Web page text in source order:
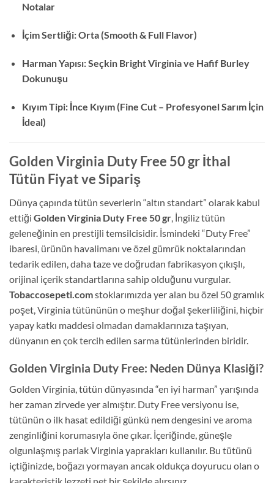
Notalar
İçim Sertliği: Orta (Smooth & Full Flavor)
Harman Yapısı: Seçkin Bright Virginia ve Hafif Burley
Dokunuşu
Kıyım Tipi: İnce Kıyım (Fine Cut – Profesyonel Sarım İçin
İdeal)
Golden Virginia Duty Free 50 gr İthal
Tütün Fiyat ve Sipariş
Dünya çapında tütün severlerin “altın standart” olarak kabul
ettiği Golden Virginia Duty Free 50 gr , İngiliz tütün
geleneğinin en prestijli temsilcisidir. İsmindeki “Duty Free”
ibaresi, ürünün havalimanı ve özel gümrük noktalarından
tedarik edilen, daha taze ve doğrudan fabrikasyon çıkışlı,
orijinal içerik standartlarına sahip olduğunu vurgular.
Tobaccosepeti.comstoklarımızda yer alan bu özel 50 gramlık
poşet, Virginia tütününün o meşhur doğal şekerliliğini, hiçbir
yapay katkı maddesi olmadan damaklarınıza taşıyan,
dünyanın en çok tercih edilen sarma tütünlerinden biridir.
Golden Virginia Duty Free: Neden Dünya Klasiği?
Golden Virginia, tütün dünyasında “en iyi harman” yarışında
her zaman zirvede yer almıştır. Duty Free versiyonu ise,
tütünün o ilk hasat edildiği günkü nem dengesini ve aroma
zenginliğini korumasıyla öne çıkar. İçeriğinde, güneşle
olgunlaşmış parlak Virginia yaprakları kullanılır. Bu tütünü
içtiğinizde, boğazı yormayan ancak oldukça doyurucu olan o